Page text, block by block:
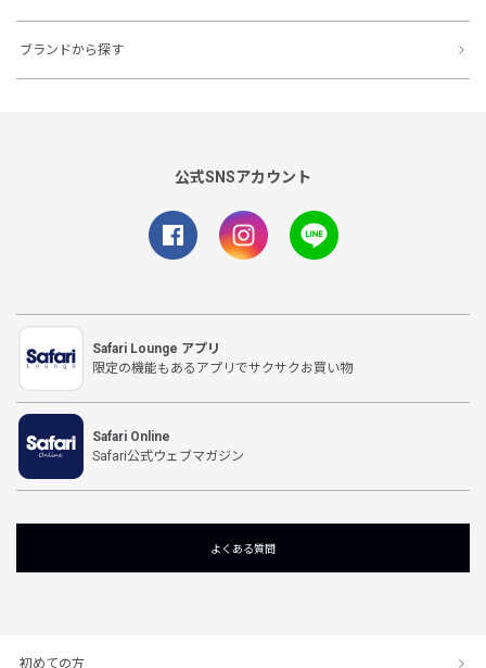
ブランドから探す
公式SNSアカウント
Safari Lounge アプリ
限定の機能もあるアプリでサクサクお買い物
Safari Online
Safari公式ウェブマガジン
よくある質問
初めての方